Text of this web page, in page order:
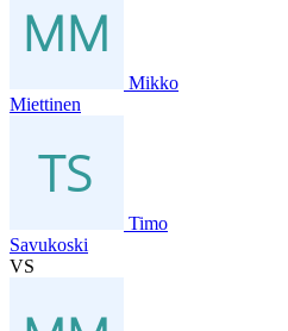
Mikko
Miettinen
Timo
Savukoski
VS